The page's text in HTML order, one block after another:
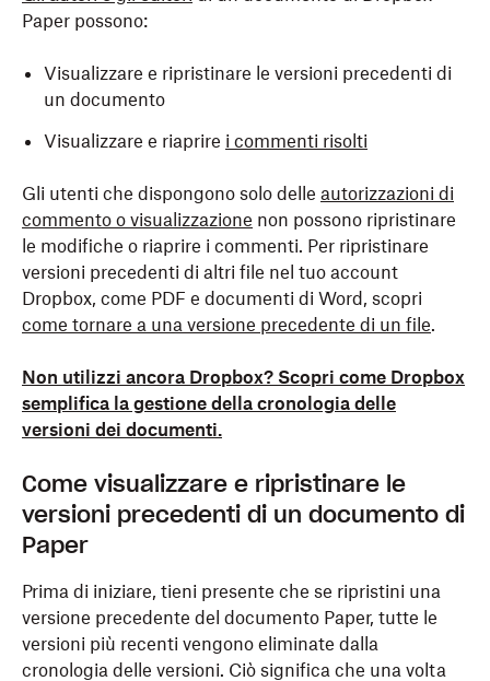
Paper possono:
Visualizzare e ripristinare le versioni precedenti di
un documento
Visualizzare e riaprire i commenti risolti
Gli utenti che dispongono solo delle autorizzazioni di
commento o visualizzazione non possono ripristinare
le modifiche o riaprire i commenti. Per ripristinare
versioni precedenti di altri file nel tuo account
Dropbox, come PDF e documenti di Word, scopri
come tornare a una versione precedente di un file.
Non utilizzi ancora Dropbox? Scopri come Dropbox
semplifica la gestione della cronologia delle
versioni dei documenti.
Come visualizzare e ripristinare le
versioni precedenti di un documento di
Paper
Prima di iniziare, tieni presente che se ripristini una
versione precedente del documento Paper, tutte le
versioni più recenti vengono eliminate dalla
cronologia delle versioni. Ciò significa che una volta